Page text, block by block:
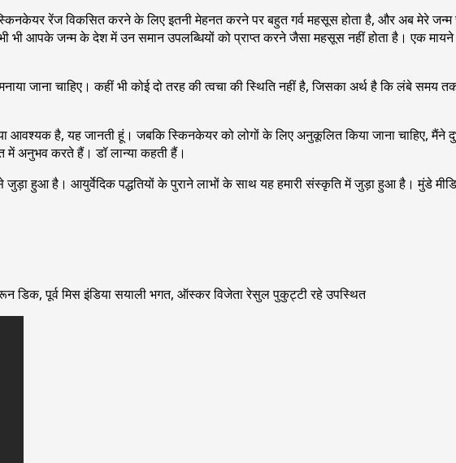
रेंज विकसित करने के लिए इतनी मेहनत करने पर बहुत गर्व महसूस होता है, और अब मेरे
भी आपके जन्म के देश में उन समान उपलब्धियों को प्राप्त करने जैसा महसूस नहीं होता है। एक
जाना चाहिए। कहीं भी कोई दो तरह की त्वचा की स्थिति नहीं है, जिसका अर्थ है कि लंबे समय
है, यह जानती हूं। जबकि स्किनकेयर को लोगों के लिए अनुकूलित किया जाना चाहिए, मैंने
में अनुभव करते हैं। डॉ लान्या कहती हैं।
हुआ है। आयुर्वेदिक पद्धतियों के पुराने लाभों के साथ यह हमारी संस्कृति में जुड़ा हुआ है। मुंडे
डिक, पूर्व मिस इंडिया सयाली भगत, ऑस्कर विजेता रेसुल पुकुट्टी रहे उपस्थित